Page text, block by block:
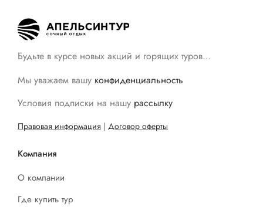
Будьте в курсе новых акций и горящих туров…
Мы уважаем вашу конфиденциальность
Условия подписки на нашу рассылку
Правовая информация | Договор оферты
Компания
О компании
Где купить тур